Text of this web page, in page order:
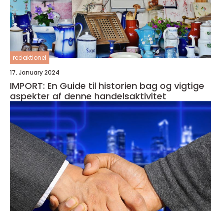
redaktionel
17. January 2024
IMPORT: En Guide til historien bag og vigtige
aspekter af denne handelsaktivitet